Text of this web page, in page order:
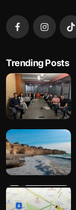
Trending Posts